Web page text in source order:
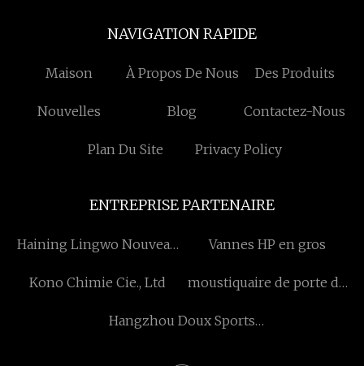
NAVIGATION RAPIDE
Maison À Propos De Nous Des Produits
Nouvelles Blog Contactez-Nous
Plan Du Site Privacy Policy
ENTREPRISE PARTENAIRE
Haining Lingwo Nouveau
Vannes HP en gros
Kono Chimie Cie., Ltd
moustiquaire de porte de
Hangzhou Doux Sports